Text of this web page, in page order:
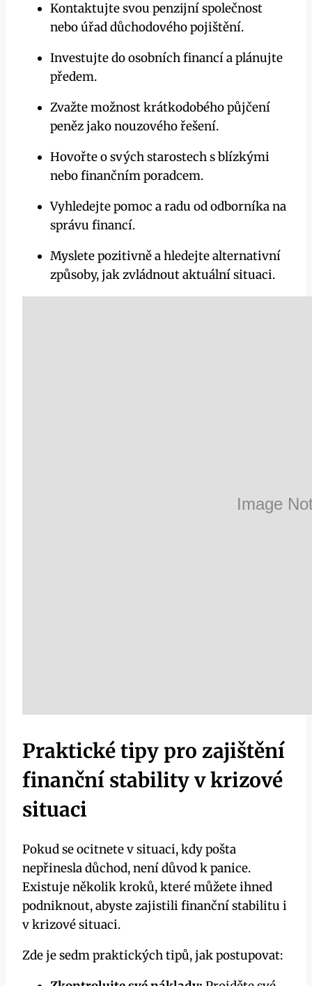
Kontaktujte svou penzijní společnost​
nebo úřad‌ důchodového pojištění.
Investujte do osobních financí a plánujte
předem.
Zvažte možnost krátkodobého‌ půjčení
peněz jako nouzového řešení.
Hovořte o⁢ svých starostech s blízkými
nebo finančním ​poradcem.
Vyhledejte pomoc a radu od odborníka ⁣na
správu financí.
Myslete pozitivně a hledejte alternativní
způsoby, jak zvládnout aktuální situaci.
Praktické tipy pro zajištění
finanční stability v krizové
situaci
Pokud se ocitnete v situaci, kdy pošta
nepřinesla důchod, není důvod k panice.
Existuje několik kroků, které ⁣můžete ihned
podniknout, ⁢abyste ‌zajistili finanční stabilitu i
v krizové situaci.
Zde je sedm praktických tipů, jak postupovat: